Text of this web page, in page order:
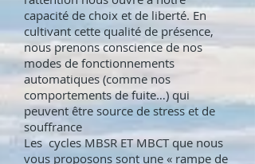
capacité de choix et de liberté. En
cultivant cette qualité de présence,
nous prenons conscience de nos
modes de fonctionnements
automatiques (comme nos
comportements de fuite…) qui
peuvent être source de stress et de
souffrance
Les cycles MBSR ET MBCT que nous
vous proposons sont une « rampe de